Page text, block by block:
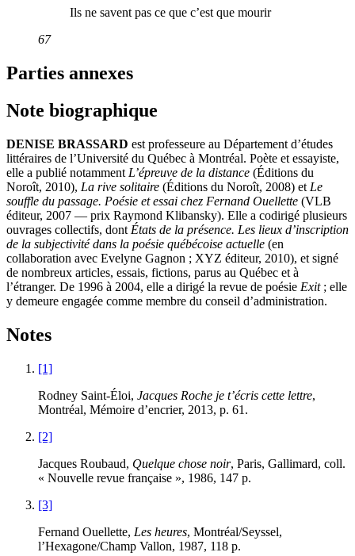
Ils ne savent pas ce que c’est que mourir
67
Parties annexes
Note biographique
DENISE BRASSARD est professeure au Département d’études
littéraires de l’Université du Québec à Montréal. Poète et essayiste,
elle a publié notamment L’épreuve de la distance (Éditions du
Noroît, 2010), La rive solitaire (Éditions du Noroît, 2008) et Le
souffle du passage. Poésie et essai chez Fernand Ouellette (VLB
éditeur, 2007 — prix Raymond Klibansky). Elle a codirigé plusieurs
ouvrages collectifs, dont États de la présence. Les lieux d’inscription
de la subjectivité dans la poésie québécoise actuelle (en
collaboration avec Evelyne Gagnon ; XYZ éditeur, 2010), et signé
de nombreux articles, essais, fictions, parus au Québec et à
l’étranger. De 1996 à 2004, elle a dirigé la revue de poésie Exit; elle
y demeure engagée comme membre du conseil d’administration.
Notes
[1]
Rodney Saint-Éloi, Jacques Roche je t’écris cette lettre,
Montréal, Mémoire d’encrier, 2013, p. 61.
[2]
Jacques Roubaud, Quelque chose noir, Paris, Gallimard, coll.
« Nouvelle revue française », 1986, 147 p.
[3]
Fernand Ouellette, Les heures, Montréal/Seyssel,
l’Hexagone/Champ Vallon, 1987, 118 p.